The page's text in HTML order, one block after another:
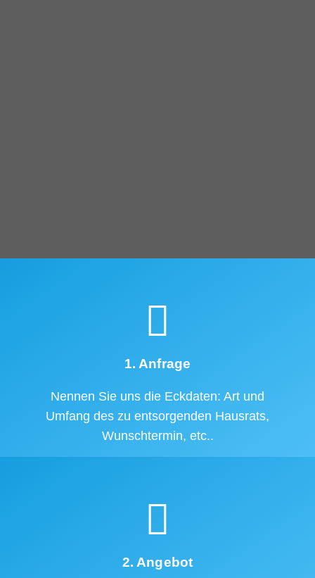
1. Anfrage
Nennen Sie uns die Eckdaten: Art und
Umfang des zu entsorgenden Hausrats,
Wunschtermin, etc..
2. Angebot